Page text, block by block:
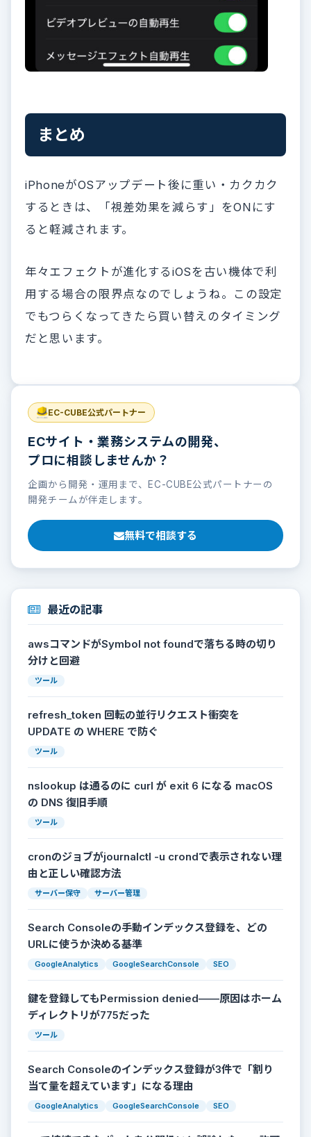
まとめ
iPhoneがOSアップデート後に重い・カクカク
するときは、「視差効果を減らす」をONにす
ると軽減されます。
年々エフェクトが進化するiOSを古い機体で利
用する場合の限界点なのでしょうね。この設定
でもつらくなってきたら買い替えのタイミング
だと思います。
EC-CUBE公式パートナー
ECサイト・業務システムの開発、
プロに相談しませんか？
企画から開発・運用まで、EC-CUBE公式パートナーの
開発チームが伴走します。
無料で相談する
最近の記事
awsコマンドがSymbol not foundで落ちる時の切り
分けと回避
ツール
refresh_token 回転の並行リクエスト衝突を
UPDATE の WHERE で防ぐ
ツール
nslookup は通るのに curl が exit 6 になる macOS
の DNS 復旧手順
ツール
cronのジョブがjournalctl -u crondで表示されない理
由と正しい確認方法
サーバー保守 サーバー管理
Search Consoleの手動インデックス登録を、どの
URLに使うか決める基準
GoogleAnalytics GoogleSearchConsole SEO
鍵を登録してもPermission denied——原因はホーム
ディレクトリが775だった
ツール
Search Consoleのインデックス登録が3件で「割り
当て量を超えています」になる理由
GoogleAnalytics GoogleSearchConsole SEO